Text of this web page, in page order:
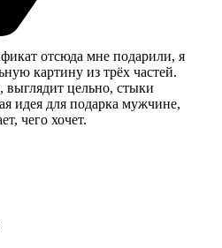
отсюда мне подарили, я
картину из трёх частей.
выглядит цельно, стыки
идея для подарка мужчине,
чего хочет.